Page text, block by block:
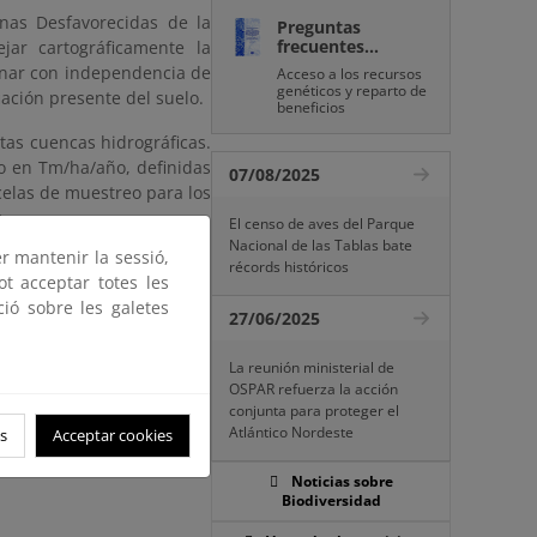
Desfavorecidas de la
cartográficamente la
con independencia de
presente del suelo.
cuencas hidrográficas.
en Tm/ha/año, definidas
de muestreo para los
Preguntas
frecuentes...
Acceso a los recursos
genéticos y reparto de
beneficios
07/08/2025
El censo de aves del Parque
Nacional de las Tablas bate
récords históricos
27/06/2025
La reunión ministerial de
OSPAR refuerza la acción
conjunta para proteger el
Atlántico Nordeste
Noticias sobre
Biodiversidad
mantenir la sessió,
acceptar totes les
sobre les galetes
Acceptar cookies